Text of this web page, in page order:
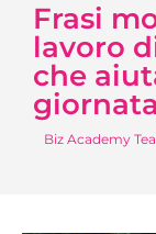
Frasi
lavoro
che
Biz Academy